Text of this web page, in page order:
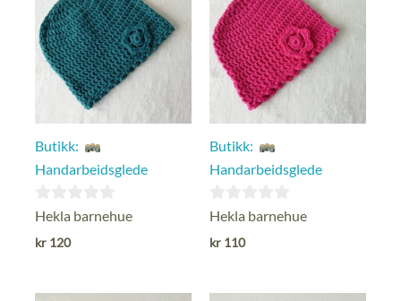
Butikk:
Handarbeidsglede
0
ut
Hekla barnehue
kr 120
Butikk:
Handarbeidsglede
0
ut
Hekla barnehue
kr 110